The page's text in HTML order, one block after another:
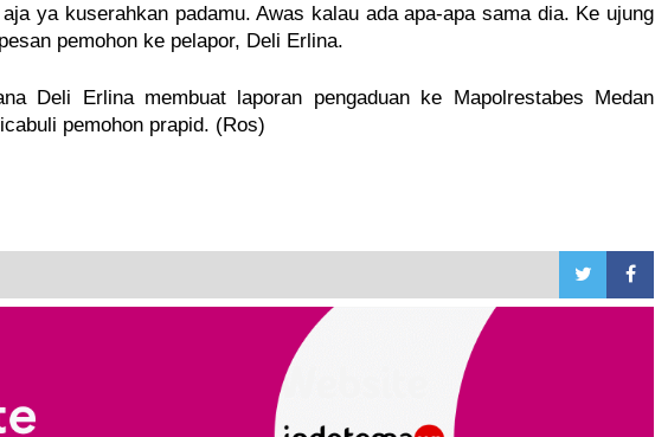
ya kuserahkan padamu. Awas kalau ada apa-apa sama dia. Ke ujung
pemohon ke pelapor, Deli Erlina.
Deli Erlina membuat laporan pengaduan ke Mapolrestabes Medan
pemohon prapid. (Ros)